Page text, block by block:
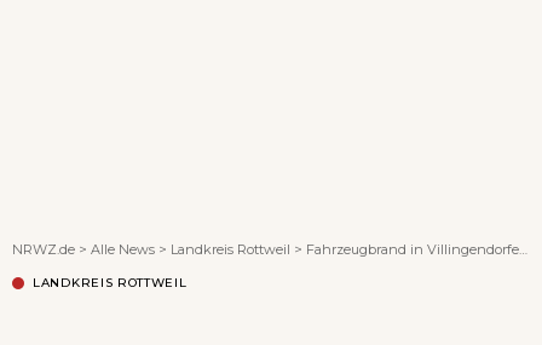
NRWZ.de > Alle News > Landkreis Rottweil > Fahrzeugbrand in Villingendorfer Tiefgarage – ohne echtes Feuer
LANDKREIS ROTTWEIL